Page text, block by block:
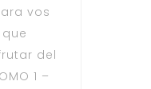
vos
del
1 –